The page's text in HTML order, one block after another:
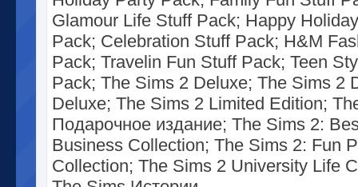
Glamour Life Stuff Pack; Happy
Pack; Celebration Stuff Pack; H&M
Pack; Travelin Fun Stuff Pack; Teen
Pack; The Sims 2 Deluxe; The Sims 2
Deluxe; The Sims 2 Limited Edition;
Подарочное издание; The Sims 2:
Business Collection; The Sims 2: Fun
Collection; The Sims 2 University Life